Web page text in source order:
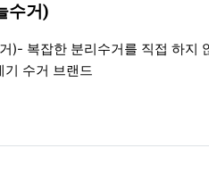
수거)
)- 복잡한 분리수거를 직접 하지
기 수거 브랜드